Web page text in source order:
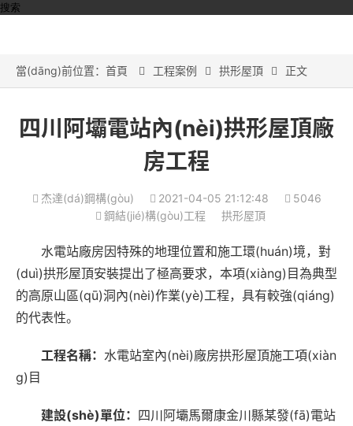
搜索
當(dāng)前位置： 首頁  工程案例  拱形屋頂  正文
四川阿壩電站內(nèi)拱形屋頂廠
房工程
杰達(dá)鋼構(gòu) 2021-04-05 21:12:48
5046
鋼結(jié)構(gòu)工程
拱形屋頂
水電站廠房因特殊的地理位置和施工環(huán)境，對
(duì)拱形屋頂安裝提出了極高要求，本項(xiàng)目為典型
的高原山區(qū)洞內(nèi)作業(yè)工程，具有較強(qiáng)
的代表性。
工程名稱： 水電站室內(nèi)廠房拱形屋頂施工項(xiàn
g)目
建設(shè)單位： 四川阿壩馬爾康金川縣某發(fā)電站